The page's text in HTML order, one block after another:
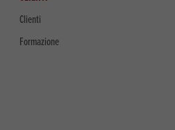
Clienti
Formazione